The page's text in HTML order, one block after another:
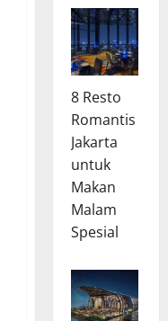
8 Resto
Romantis
Jakarta
untuk
Makan
Malam
Spesial